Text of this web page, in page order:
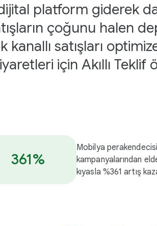
platform giderek
çoğunu halen
kanallı satışları
için Akıllı Teklif
361%
Mobilya
kampanyalarından
kıyasla %361 artış